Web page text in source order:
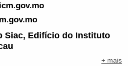
Siac, Edifício do Instituto
+ mais